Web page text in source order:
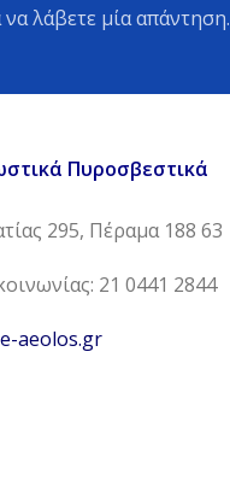
λάβετε μία απάντηση.
Πυροσβεστικά
295, Πέραμα 188 63
21 0441 2844
aeolos.gr